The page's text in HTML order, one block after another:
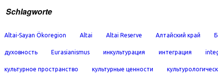
Schlagworte
Altai-Sayan Ökoregion Altai Altai Reserve Алтайский край
духовность Eurasianismus инкультурация интеграция
культурное пространство культурные ценности